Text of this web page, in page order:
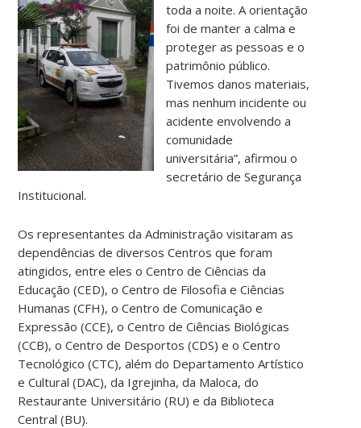
toda a noite. A orientação
foi de manter a calma e
proteger as pessoas e o
patrimônio público.
Tivemos danos materiais,
mas nenhum incidente ou
acidente envolvendo a
comunidade
universitária”, afirmou o
secretário de Segurança
Institucional.
Os representantes da Administração visitaram as
dependências de diversos Centros que foram
atingidos, entre eles o Centro de Ciências da
Educação (CED), o Centro de Filosofia e Ciências
Humanas (CFH), o Centro de Comunicação e
Expressão (CCE), o Centro de Ciências Biológicas
(CCB), o Centro de Desportos (CDS) e o Centro
Tecnológico (CTC), além do Departamento Artístico
e Cultural (DAC), da Igrejinha, da Maloca, do
Restaurante Universitário (RU) e da Biblioteca
Central (BU).